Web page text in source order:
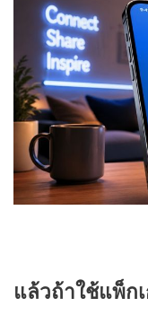
แล้วถ้าใช้แพ็ก